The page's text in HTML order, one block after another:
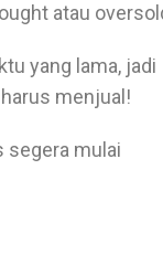
atau
yang lama, jadi
menjual!
segera mulai